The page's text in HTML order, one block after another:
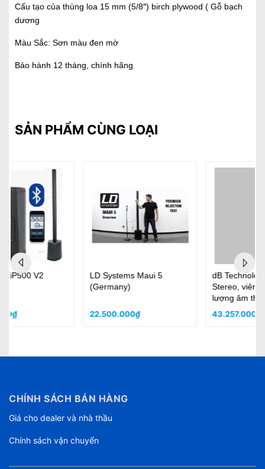
Cấu tạo của thùng loa 15 mm (5/8″) birch plywood ( Gỗ bạch
dương
Màu Sắc: Sơn màu đen mờ
Bảo hành 12 tháng, chính hãng
SẢN PHẨM CÙNG LOẠI
dB Technologies ES503
Stereo, viên ngọc về chất
nhạc - nghe nhạc đẳng
dB Technologies ES802 -
CHÍNH SÁCH BÁN HÀNG
Giá cho dealer và nhà thầu
Chính sách vận chuyển